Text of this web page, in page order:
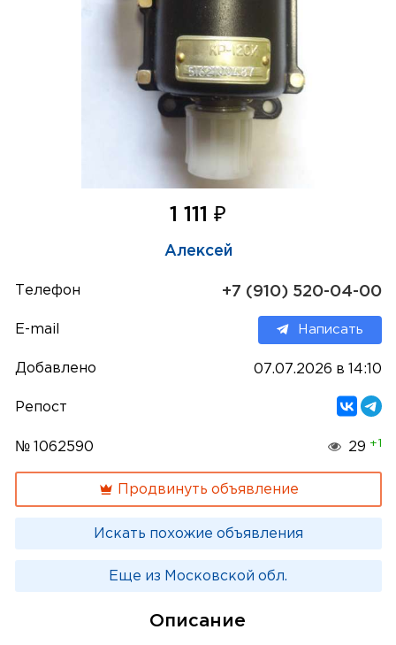
1 111 ₽
Алексей
Телефон +7 (910) 520-04-00
E-mail Написать
Добавлено 07.07.2026 в 14:10
Репост
№ 1062590 29 +1
Продвинуть объявление
Искать похожие объявления
Еще из Московской обл.
Описание